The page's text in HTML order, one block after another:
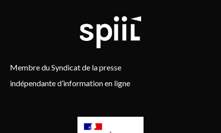
Membre du Syndicat de la presse
indépendante d’information en ligne